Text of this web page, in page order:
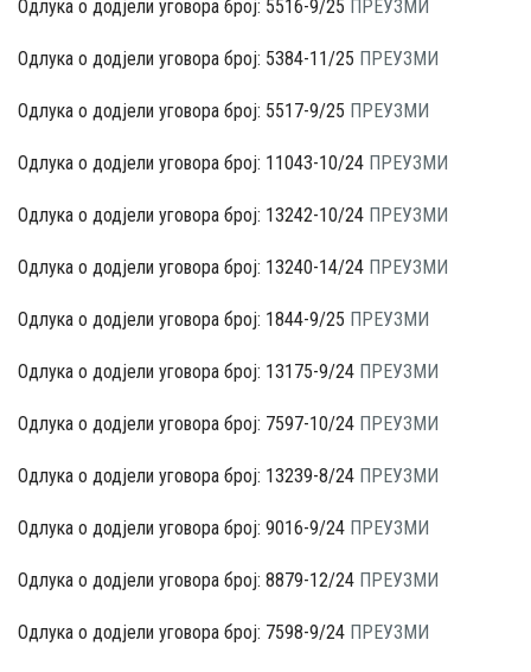
КОНТАКТ
Одлука о додјели уговора број: 5516-9/25 ПРЕУЗМИ
Одлука о додјели уговора број: 5384-11/25 ПРЕУЗМИ
Одлука о додјели уговора број: 5517-9/25 ПРЕУЗМИ
Одлука о додјели уговора број: 11043-10/24 ПРЕУЗМИ
Одлука о додјели уговора број: 13242-10/24 ПРЕУЗМИ
Одлука о додјели уговора број: 13240-14/24 ПРЕУЗМИ
Одлука о додјели уговора број: 1844-9/25 ПРЕУЗМИ
Одлука о додјели уговора број: 13175-9/24 ПРЕУЗМИ
Одлука о додјели уговора број: 7597-10/24 ПРЕУЗМИ
Одлука о додјели уговора број: 13239-8/24 ПРЕУЗМИ
Одлука о додјели уговора број: 9016-9/24 ПРЕУЗМИ
Одлука о додјели уговора број: 8879-12/24 ПРЕУЗМИ
Одлука о додјели уговора број: 7598-9/24 ПРЕУЗМИ